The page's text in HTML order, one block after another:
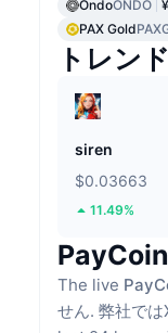
OndoONDO
PAX Gold
トレン
siren
$0.03663
11.49%
The live
せん. 弊社で